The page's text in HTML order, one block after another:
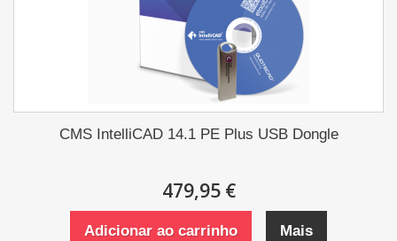
CMS IntelliCAD 14.1 PE Plus USB Dongle
479,95 €
Adicionar ao carrinho Mais